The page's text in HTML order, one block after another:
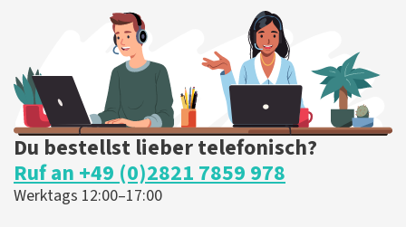
Du bestellst lieber telefonisch?
Ruf an +49 (0)2821 7859 978
Werktags 12:00–17:00